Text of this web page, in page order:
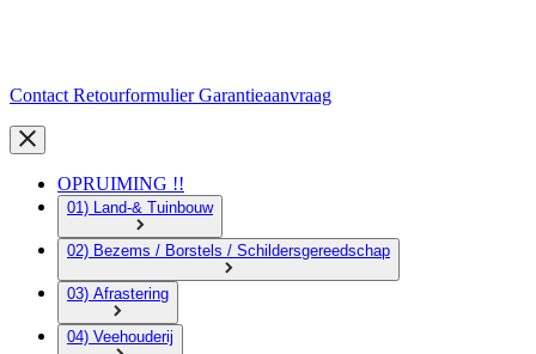
Contact RetourformulierGarantieaanvraag
OPRUIMING !!
01) Land-& Tuinbouw
02) Bezems / Borstels / Schildersgereedschap
03) Afrastering
04) Veehouderij